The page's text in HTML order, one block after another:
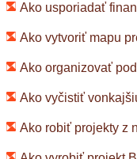
Ako vytvoriť mapu
Ako organizovať
Ako vyčistiť
Ako robiť projekty z